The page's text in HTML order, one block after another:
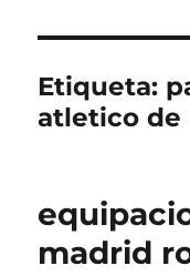
Etiqueta:
atletico de
madrid